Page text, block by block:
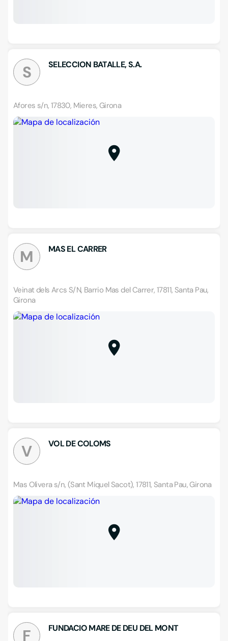
S SELECCION BATALLE, S.A.
Afores s/n, 17830, Mieres, Girona
M MAS EL CARRER
Veinat dels Arcs S/N, Barrio Mas del Carrer, 17811, Santa Pau,
Girona
V VOL DE COLOMS
Mas Olivera s/n, (Sant Miquel Sacot), 17811, Santa Pau, Girona
F FUNDACIO MARE DE DEU DEL MONT